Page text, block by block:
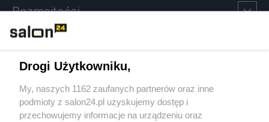
Rozmaitości
Sport
Społeczeństwo
Drogi Użytkowniku,
My, naszych 1162 zaufanych partnerów oraz inne
podmioty z salon24.pl uzyskujemy dostęp i
przechowujemy informacje na urządzeniu oraz